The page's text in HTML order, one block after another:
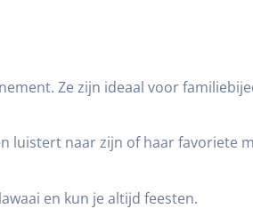
Ze zijn ideaal voor
naar zijn of haar favoriete
en kun je altijd feesten.